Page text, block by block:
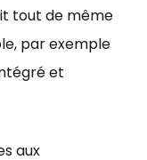
tout de même
par exemple
et
aux